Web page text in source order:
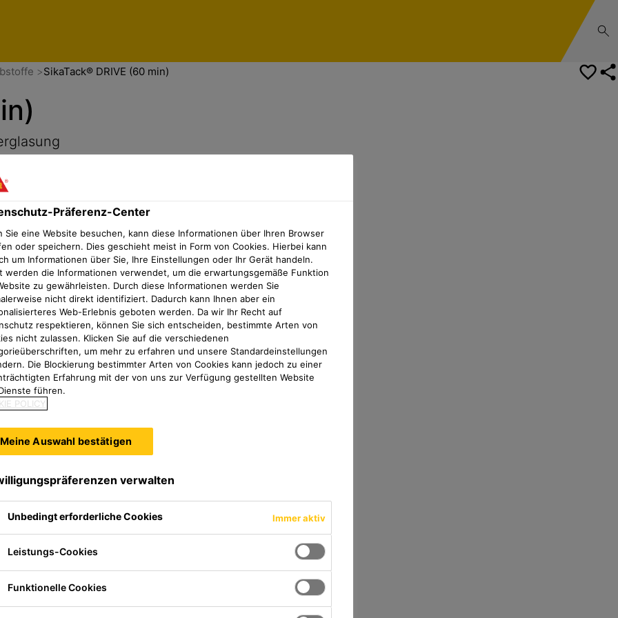
SikaTack® DRIVE (60 min)
für die PKW-
SikaTack®
60 Minuten und wurde
Präferenz-Center
Sie eine Website besuchen, kann diese Informationen über Ihren Browser
oder speichern. Dies geschieht meist in Form von Cookies. Hierbei kann
um Informationen über Sie, Ihre Einstellungen oder Ihr Gerät handeln.
werden die Informationen verwendet, um die erwartungsgemäße Funktion
zu gewährleisten. Durch diese Informationen werden Sie
nicht direkt identifiziert. Dadurch kann Ihnen aber ein
Web-Erlebnis geboten werden. Da wir Ihr Recht auf
respektieren, können Sie sich entscheiden, bestimmte Arten von
nicht zulassen. Klicken Sie auf die verschiedenen
um mehr zu erfahren und unsere Standardeinstellungen
Die Blockierung bestimmter Arten von Cookies kann jedoch zu einer
Erfahrung mit der von uns zur Verfügung gestellten Website
führen.
POLICY
Meine Auswahl bestätigen
verwalten
Unbedingt erforderliche Cookies Immer aktiv
Leistungs-Cookies
Funktionelle Cookies
Präferenz-Center